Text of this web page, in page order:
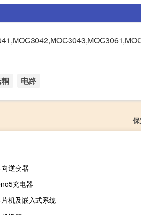
电路
逆变器
充电器
机及嵌入式系统